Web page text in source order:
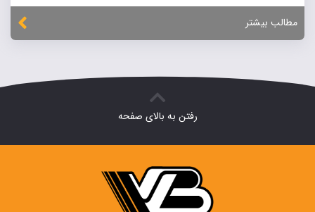
مطالب بیشتر
رفتن به بالای صفحه